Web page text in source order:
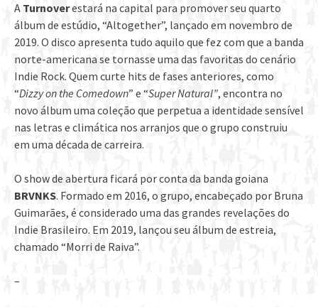
A Turnoverestará na capital para promover seu quarto
álbum de estúdio, “Altogether”, lançado em novembro de
2019. O disco apresenta tudo aquilo que fez com que a banda
norte-americana se tornasse uma das favoritas do cenário
Indie Rock. Quem curte hits de fases anteriores, como
“Dizzy on the Comedown” e “Super Natural”, encontra no
novo álbum uma coleção que perpetua a identidade sensível
nas letras e climática nos arranjos que o grupo construiu
em uma década de carreira.
O show de abertura ficará por conta da banda goiana
BRVNKS. Formado em 2016, o grupo, encabeçado por Bruna
Guimarães, é considerado uma das grandes revelações do
Indie Brasileiro. Em 2019, lançou seu álbum de estreia,
chamado “Morri de Raiva”.
–